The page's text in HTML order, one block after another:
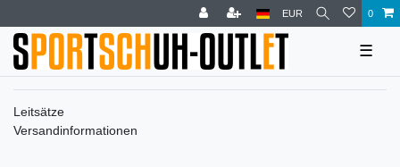
EUR 0
☰
Leitsätze
Versandinformationen